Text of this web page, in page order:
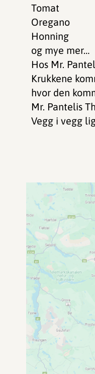
Tomat
Oregano
Honning
og mye mer…
Hos Mr.
Krukkene
hvor den
Mr. Pantelis
Vegg i vegg